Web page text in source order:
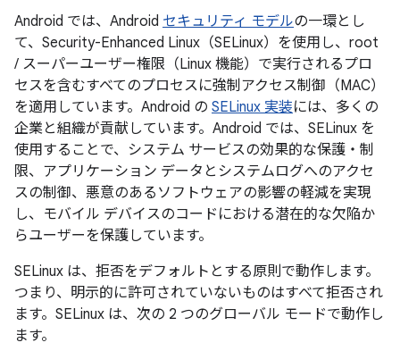
Android では、Android セキュリティ モデルの一環とし
て、Security-Enhanced Linux（SELinux）を使用し、root
/ スーパーユーザー権限（Linux 機能）で実行されるプロ
セスを含むすべてのプロセスに強制アクセス制御（MAC）
を適用しています。Android の SELinux 実装には、多くの
企業と組織が貢献しています。Android では、SELinux を
使用することで、システム サービスの効果的な保護・制
限、アプリケーション データとシステムログへのアクセ
スの制御、悪意のあるソフトウェアの影響の軽減を実現
し、モバイル デバイスのコードにおける潜在的な欠陥か
らユーザーを保護しています。
SELinux は、拒否をデフォルトとする原則で動作します。
つまり、明示的に許可されていないものはすべて拒否され
ます。SELinux は、次の 2 つのグローバル モードで動作し
ます。